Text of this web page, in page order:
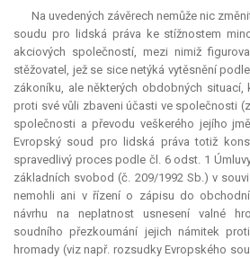
Na uvedených závěrech nemůže nic
soudu pro lidská práva ke stížnostem
akciových společností, mezi nimiž
stěžovatel, jež se sice netýká vytěsnění
zákoníku, ale některých obdobných situací,
proti své vůli zbaveni účasti ve společnosti
společnosti a převodu veškerého jejího
Evropský soud pro lidská práva totiž
spravedlivý proces podle čl. 6 odst. 1
základních svobod (č. 209/1992 Sb.) v
nemohli ani v řízení o zápisu do
návrhu na neplatnost usnesení valné
soudního přezkoumání jejich námitek
hromady (viz např. rozsudky Evropského